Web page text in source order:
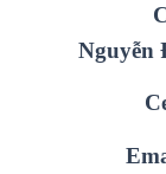
Nguyễn